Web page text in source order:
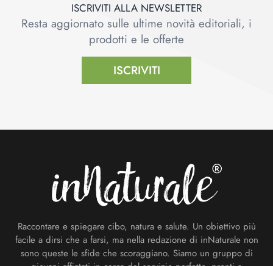
ISCRIVITI ALLA NEWSLETTER
Resta aggiornato sulle ultime novità editoriali, i
prodotti e le offerte
ISCRIVITI
Raccontare e spiegare cibo, natura e salute. Un obiettivo più
facile a dirsi che a farsi, ma nella redazione di inNaturale non
sono queste le sfide che scoraggiano. Siamo un gruppo di